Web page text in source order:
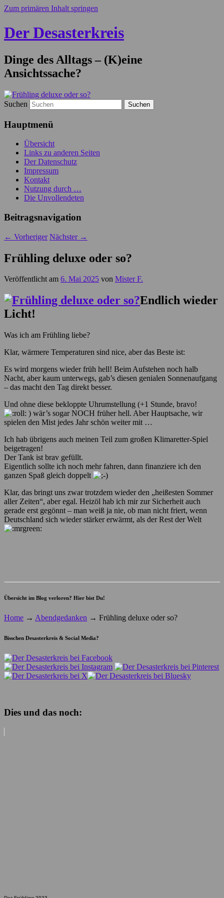
Zum primären Inhalt springen
Der Desasterkreis
Dinge des Alltags – (K)eine
Ansichtssache?
Suchen
Hauptmenü
Übersicht
Links zu anderen Seiten
Der Datenschutz
Impressum
Kontakt
Nutzung durch …
Die Unvollendeten
Beitragsnavigation
← Vorheriger Nächster →
Frühling deluxe oder so?
Veröffentlicht am 6. Mai 2025 von Mister F.
Endlich wieder
Licht!
Was ich am Frühling liebe?
Klar, wärmere Temperaturen sind nice, aber das Beste ist:
Es wird morgens wieder früh hell! Beim Aufstehen noch halb
Nacht, aber kaum unterwegs, gab’s diesen genialen Sonnenaufgang
– das macht den Tag direkt besser.
Und ohne diese bekloppte Uhrumstellung (+1 Stunde, bravo!
) wär’s sogar NOCH früher hell. Aber Hauptsache, wir
spielen den Mist jedes Jahr schön weiter mit …
Ich hab übrigens auch meinen Teil zum großen Klimaretter-Spiel
beigetragen!
Der Tank ist brav gefüllt.
Eigentlich sollte ich noch mehr fahren, dann finanziere ich den
ganzen Spaß gleich doppelt
Klar, das bringt uns zwar trotzdem wieder den „heißesten Sommer
aller Zeiten“, aber egal. Heizöl hab ich mir zur Sicherheit auch
gerade erst gegönnt – man weiß ja nie, ob man nicht friert, wenn
Deutschland sich wieder stärker erwärmt, als der Rest der Welt
Übersicht im Blog verloren? Hier bist Du!
Home → Abendgedanken → Frühling deluxe oder so?
Bisschen Desasterkreis & Social Media?
Dies und das noch: